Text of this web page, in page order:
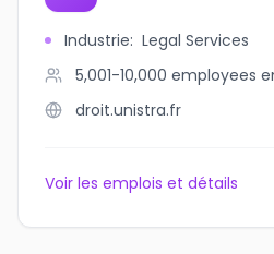
Industrie: Legal Services
5,001-10,000 employees
droit.unistra.fr
Voir les emplois et détails